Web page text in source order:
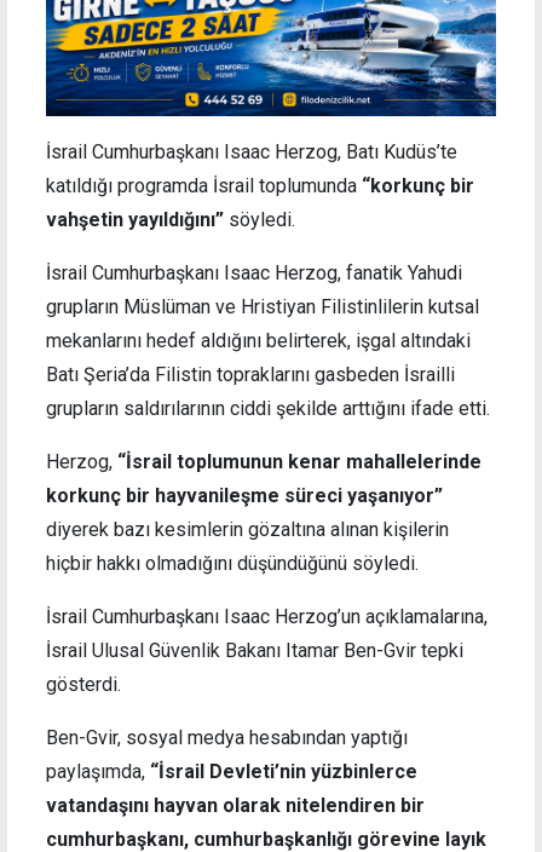
İsrail Cumhurbaşkanı Isaac Herzog, Batı Kudüs’te
katıldığı programda İsrail toplumunda “korkunç bir
vahşetin yayıldığını” söyledi.
İsrail Cumhurbaşkanı Isaac Herzog, fanatik Yahudi
grupların Müslüman ve Hristiyan Filistinlilerin kutsal
mekanlarını hedef aldığını belirterek, işgal altındaki
Batı Şeria’da Filistin topraklarını gasbeden İsrailli
grupların saldırılarının ciddi şekilde arttığını ifade etti.
Herzog, “İsrail toplumunun kenar mahallelerinde
korkunç bir hayvanileşme süreci yaşanıyor”
diyerek bazı kesimlerin gözaltına alınan kişilerin
hiçbir hakkı olmadığını düşündüğünü söyledi.
İsrail Cumhurbaşkanı Isaac Herzog’un açıklamalarına,
İsrail Ulusal Güvenlik Bakanı Itamar Ben-Gvir tepki
gösterdi.
Ben-Gvir, sosyal medya hesabından yaptığı
paylaşımda, “İsrail Devleti’nin yüzbinlerce
vatandaşını hayvan olarak nitelendiren bir
cumhurbaşkanı, cumhurbaşkanlığı görevine layık